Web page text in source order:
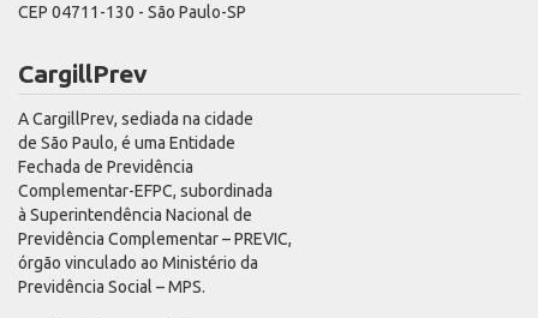
CEP 04711-130 - São Paulo-SP
CargillPrev
A CargillPrev, sediada na cidade
de São Paulo, é uma Entidade
Fechada de Previdência
Complementar-EFPC, subordinada
à Superintendência Nacional de
Previdência Complementar – PREVIC,
órgão vinculado ao Ministério da
Previdência Social – MPS.